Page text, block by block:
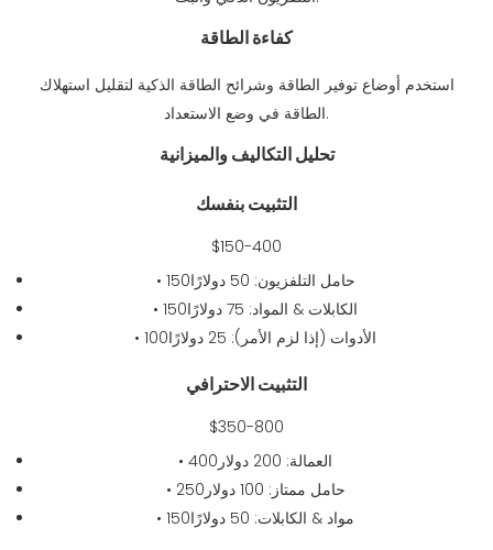
كفاءة الطاقة
استخدم أوضاع توفير الطاقة وشرائح الطاقة الذكية لتقليل استهلاك
الطاقة في وضع الاستعداد.
تحليل التكاليف والميزانية
التثبيت بنفسك
$150-400
• حامل التلفزيون: 50 دولارًا150
• الكابلات & المواد: 75 دولارًا150
• الأدوات (إذا لزم الأمر): 25 دولارًا100
التثبيت الاحترافي
$350-800
• العمالة: 200 دولار400
• حامل ممتاز: 100 دولار250
• مواد & الكابلات: 50 دولارًا150